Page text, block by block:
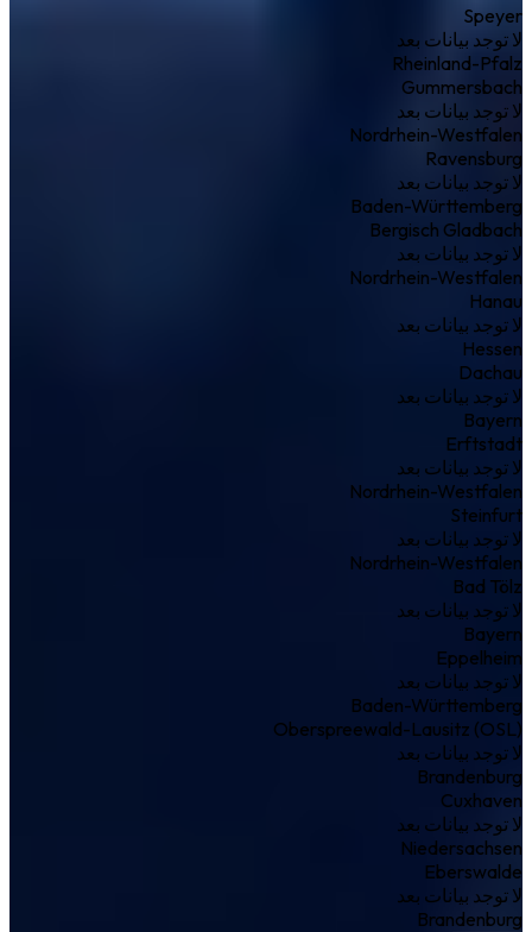
Speyer
لا توجد بيانات بعد
Rheinland-Pfalz
Gummersbach
لا توجد بيانات بعد
Nordrhein-Westfalen
Ravensburg
لا توجد بيانات بعد
Baden-Württemberg
Bergisch Gladbach
لا توجد بيانات بعد
Nordrhein-Westfalen
Hanau
لا توجد بيانات بعد
Hessen
Dachau
لا توجد بيانات بعد
Bayern
Erftstadt
لا توجد بيانات بعد
Nordrhein-Westfalen
Steinfurt
لا توجد بيانات بعد
Nordrhein-Westfalen
Bad Tölz
لا توجد بيانات بعد
Bayern
Eppelheim
لا توجد بيانات بعد
Baden-Württemberg
Oberspreewald-Lausitz (OSL)
لا توجد بيانات بعد
Brandenburg
Cuxhaven
لا توجد بيانات بعد
Niedersachsen
Eberswalde
لا توجد بيانات بعد
Brandenburg